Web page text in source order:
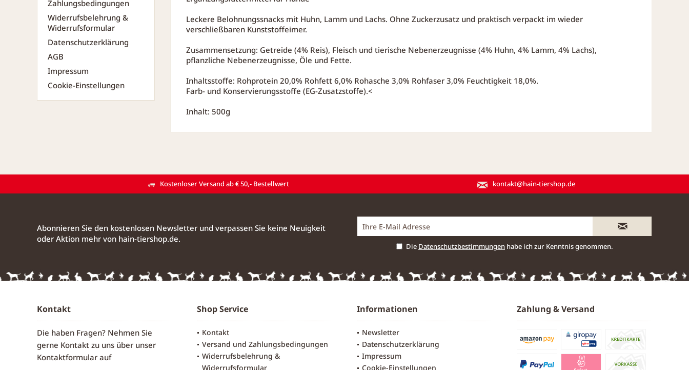
Zahlungsbedingungen
Widerrufsbelehrung &
Widerrufsformular
Datenschutzerklärung
AGB
Impressum
Cookie-Einstellungen
Leckere Belohnungssnacks mit Huhn, Lamm und Lachs. Ohne Zuckerzusatz und praktisch verpackt im wieder
verschließbaren Kunststoffeimer.
Zusammensetzung: Getreide (4% Reis), Fleisch und tierische Nebenerzeugnisse (4% Huhn, 4% Lamm, 4% Lachs),
pflanzliche Nebenerzeugnisse, Öle und Fette.
Inhaltsstoffe: Rohprotein 20,0% Rohfett 6,0% Rohasche 3,0% Rohfaser 3,0% Feuchtigkeit 18,0%.
Farb- und Konservierungsstoffe (EG-Zusatzstoffe).<
Inhalt: 500g
Kostenloser Versand ab € 50,- Bestellwert kontakt@hain-tiershop.de
Abonnieren Sie den kostenlosen Newsletter und verpassen Sie keine Neuigkeit
oder Aktion mehr von hain-tiershop.de.
Die Datenschutzbestimmungen habe ich zur Kenntnis genommen.
Kontakt
Die haben Fragen? Nehmen Sie
gerne Kontakt zu uns über unser
Kontaktformular auf
Shop Service
Kontakt
Versand und Zahlungsbedingungen
Widerrufsbelehrung &
Widerrufsformular
Informationen
Newsletter
Datenschutzerklärung
Impressum
Cookie-Einstellungen
Zahlung & Versand